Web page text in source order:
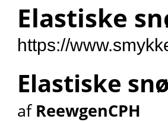
Elastiske
https://
Elastiske
afReewgenCPH